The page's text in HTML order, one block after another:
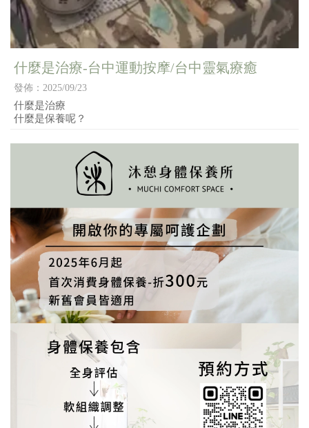
什麼是治療-台中運動按摩/台中靈氣療癒
發佈：2025/09/23
什麼是治療
什麼是保養呢？